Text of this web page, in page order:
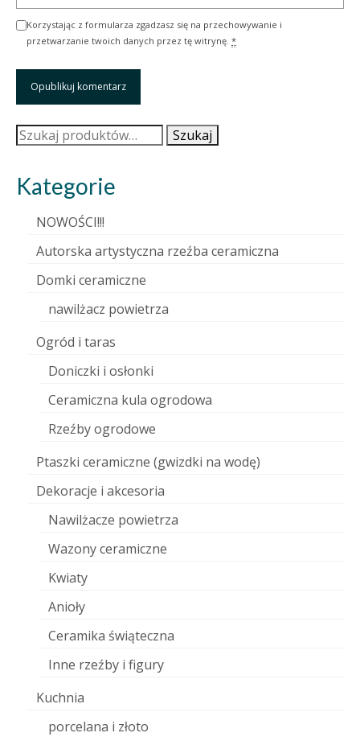
Korzystając z formularza zgadzasz się na przechowywanie i
przetwarzanie twoich danych przez tę witrynę. *
Szukaj: Szukaj
Kategorie
NOWOŚCI!!!
Autorska artystyczna rzeźba ceramiczna
Domki ceramiczne
nawilżacz powietrza
Ogród i taras
Doniczki i osłonki
Ceramiczna kula ogrodowa
Rzeźby ogrodowe
Ptaszki ceramiczne (gwizdki na wodę)
Dekoracje i akcesoria
Nawilżacze powietrza
Wazony ceramiczne
Kwiaty
Anioły
Ceramika świąteczna
Inne rzeźby i figury
Kuchnia
porcelana i złoto